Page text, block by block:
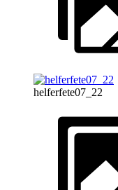
helferfete07_22